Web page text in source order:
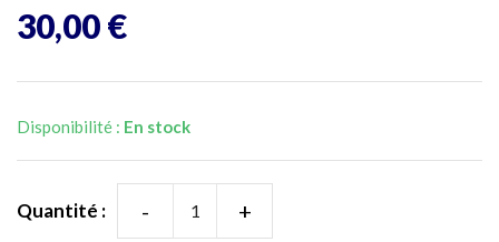
30,00 €
Disponibilité : En stock
Quantité : - +